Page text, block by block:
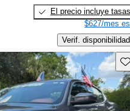
El precio incluye tasas
$627/mes
Verif. disponibilidad